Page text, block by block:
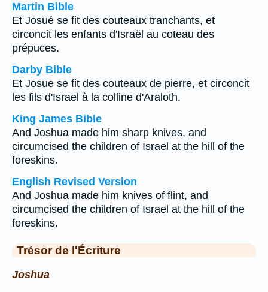
Martin Bible
Et Josué se fit des couteaux tranchants, et
circoncit les enfants d'Israël au coteau des
prépuces.
Darby Bible
Et Josue se fit des couteaux de pierre, et circoncit
les fils d'Israel à la colline d'Araloth.
King James Bible
And Joshua made him sharp knives, and
circumcised the children of Israel at the hill of the
foreskins.
English Revised Version
And Joshua made him knives of flint, and
circumcised the children of Israel at the hill of the
foreskins.
Trésor de l'Écriture
Joshua